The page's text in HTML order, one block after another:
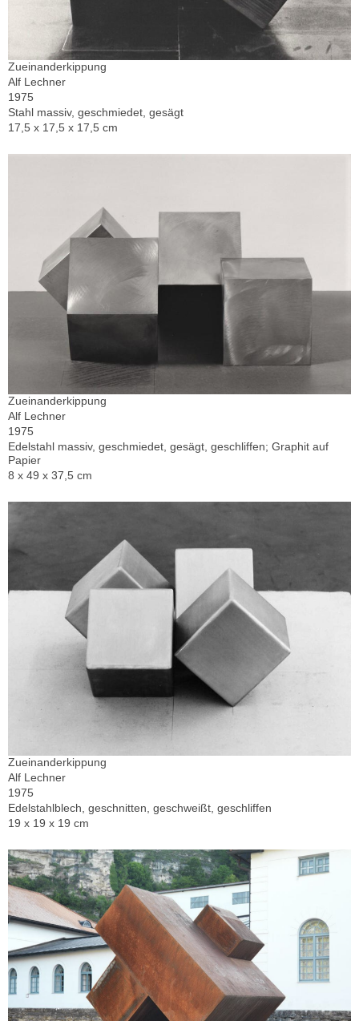
Zueinanderkippung
Alf Lechner
1975
Stahl massiv, geschmiedet, gesägt
17,5 x 17,5 x 17,5 cm
Zueinanderkippung
Alf Lechner
1975
Edelstahl massiv, geschmiedet, gesägt, geschliffen; Graphit auf
Papier
8 x 49 x 37,5 cm
Zueinanderkippung
Alf Lechner
1975
Edelstahlblech, geschnitten, geschweißt, geschliffen
19 x 19 x 19 cm